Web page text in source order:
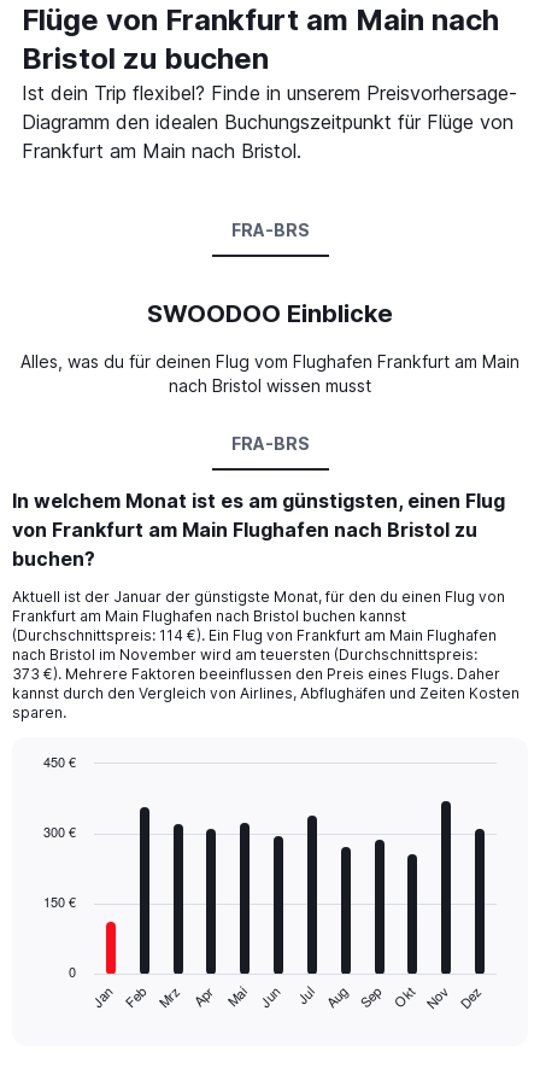
Flüge von Frankfurt am Main nach
Bristol zu buchen
Ist dein Trip flexibel? Finde in unserem Preisvorhersage-
Diagramm den idealen Buchungszeitpunkt für Flüge von
Frankfurt am Main nach Bristol.
FRA-BRS
SWOODOO Einblicke
Alles, was du für deinen Flug vom Flughafen Frankfurt am Main
nach Bristol wissen musst
FRA-BRS
In welchem Monat ist es am günstigsten, einen Flug
von Frankfurt am Main Flughafen nach Bristol zu
buchen?
Aktuell ist der Januar der günstigste Monat, für den du einen Flug von
Frankfurt am Main Flughafen nach Bristol buchen kannst
(Durchschnittspreis: 114 €). Ein Flug von Frankfurt am Main Flughafen
nach Bristol im November wird am teuersten (Durchschnittspreis:
373 €). Mehrere Faktoren beeinflussen den Preis eines Flugs. Daher
kannst durch den Vergleich von Airlines, Abflughäfen und Zeiten Kosten
sparen.
with
The
Jan Feb Mrz Apr Mai Jun Jul Aug Sep Okt Nov Dez
0
150 €
300 €
450 €